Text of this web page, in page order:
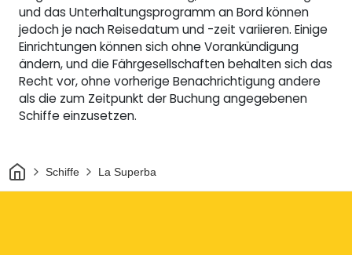
und das Unterhaltungsprogramm an Bord können
jedoch je nach Reisedatum und -zeit variieren. Einige
Einrichtungen können sich ohne Vorankündigung
ändern, und die Fährgesellschaften behalten sich das
Recht vor, ohne vorherige Benachrichtigung andere
als die zum Zeitpunkt der Buchung angegebenen
Schiffe einzusetzen.
HeimSchiffe La Superba